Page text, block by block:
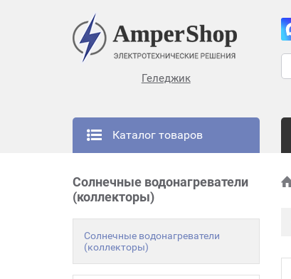
Геледжик
Каталог товаров
Солнечные водонагреватели
(коллекторы)
Солнечные водонагреватели
(коллекторы)